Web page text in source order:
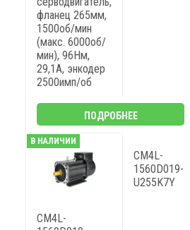
фланец 265мм,
1500об/мин
(макс. 6000об/
мин), 96Нм,
29,1A, энкодер
2500имп/об
ПОДРОБНЕЕ
В НАЛИЧИИ
CM4L-
1560D019-
U255K7Y
CM4L-